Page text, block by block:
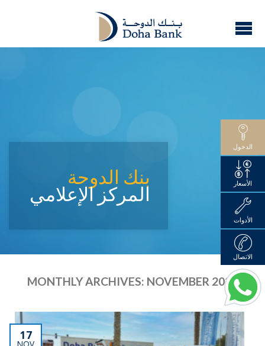
بنك الدوحة
المركز الإعلامي
MONTHLY ARCHIVES: NOVEMBER 2020
17
الدخول
الأسعار
الأدوات
الاتصال